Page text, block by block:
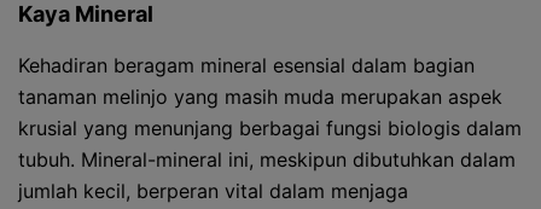
Kaya Mineral
Kehadiran beragam mineral esensial dalam bagian
tanaman melinjo yang masih muda merupakan aspek
krusial yang menunjang berbagai fungsi biologis dalam
tubuh. Mineral-mineral ini, meskipun dibutuhkan dalam
jumlah kecil, berperan vital dalam menjaga